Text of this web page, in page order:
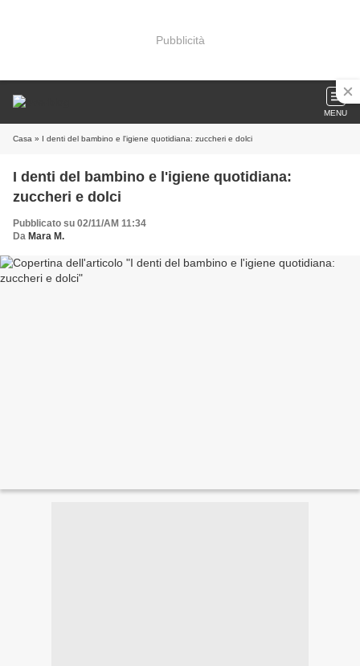
Pubblicità
MENU
Casa » I denti del bambino e l'igiene quotidiana: zuccheri e dolci
I denti del bambino e l'igiene quotidiana:
zuccheri e dolci
Pubblicato su 02/11/AM 11:34
Da Mara M.